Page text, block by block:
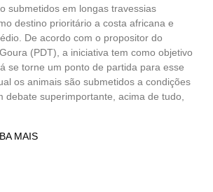
submetidos em longas travessias
destino prioritário a costa africana e
De acordo com o propositor do
(PDT), a iniciativa tem como objetivo
se torne um ponto de partida para esse
os animais são submetidos a condições
superimportante, acima de tudo,
MAIS